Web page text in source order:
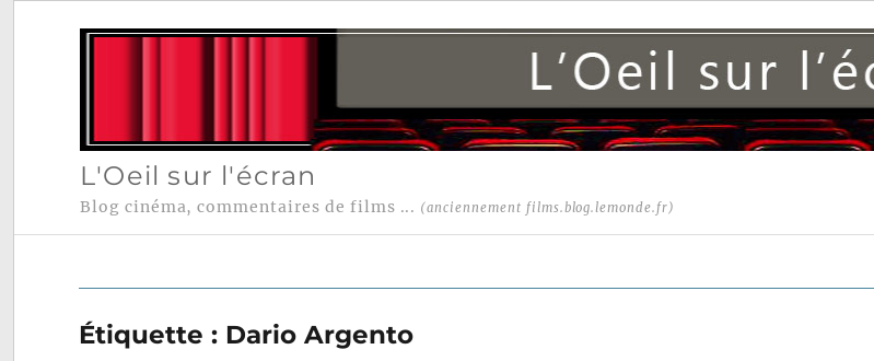
L'Oeil sur l'écran
Blog cinéma, commentaires de films ... (anciennement films.blog.lemonde.fr)
Étiquette : Dario Argento